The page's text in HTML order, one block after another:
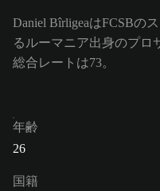
Daniel BîrligeaはFCSBの
るルーマニア出身のプロ
総合レートは73。
年齢
26
国籍